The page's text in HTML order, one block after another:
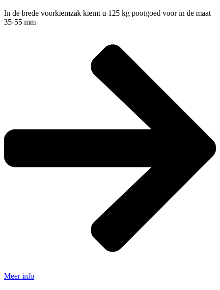
In de brede voorkiemzak kiemt u 125 kg pootgoed voor in de maat
35-55 mm
Meer info